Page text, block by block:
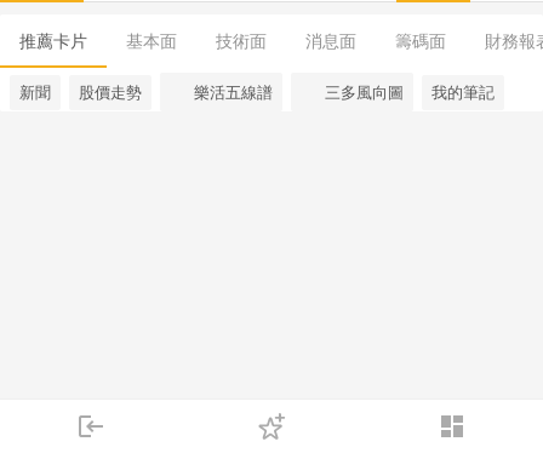
login dashboard
下單
推薦卡片 基本面 技術面 消息面 籌碼面 財務報
新聞 股價走勢 樂活五線譜 三多風向圖 我的筆記